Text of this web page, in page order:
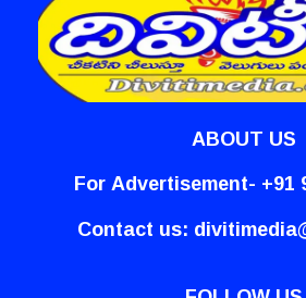
ABOUT US
For Advertisement- +91
Contact us: